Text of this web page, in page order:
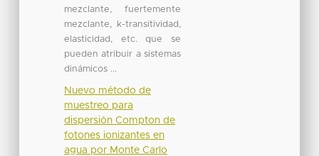
mezclante, fuertemente
mezclante, k-transitividad,
elasticidad, etc. que se
pueden atribuir a sistemas
dinámicos ...
Nuevo método de
muestreo para
dispersión Compton de
fotones ionizantes en
agua por Monte Carlo